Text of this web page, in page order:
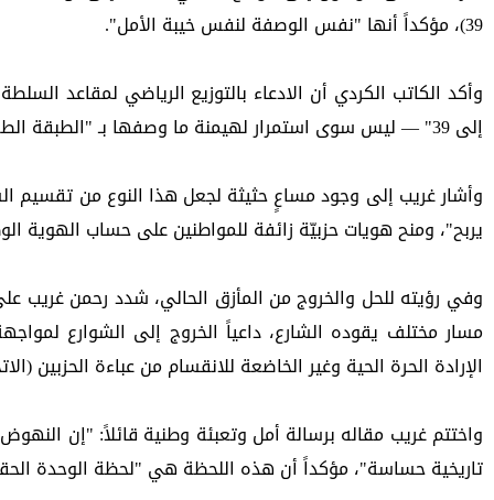
39)، مؤكداً أنها "نفس الوصفة لنفس خيبة الأمل".
إلى 39" — ليس سوى استمرار لهيمنة ما وصفها بـ "الطبقة الطفيلية" المسيطرة على النشاطات الاقتصادية والتجارية في الإقليم.
يربح"، ومنح هويات حزبيّة زائفة للمواطنين على حساب الهوية
الإرادة الحرة الحية وغير الخاضعة للانقسام من عباءة الحزبين
تاريخية حساسة"، مؤكداً أن هذه اللحظة هي "لحظة الوحدة